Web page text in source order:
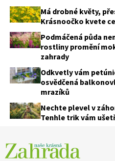
Má drobné květy,
Krásnoočko kvete
Podmáčená půda
rostliny promění
zahrady
Odkvetly vám
osvědčená
mrazíků
Nechte plevel v
Tenhle trik vám